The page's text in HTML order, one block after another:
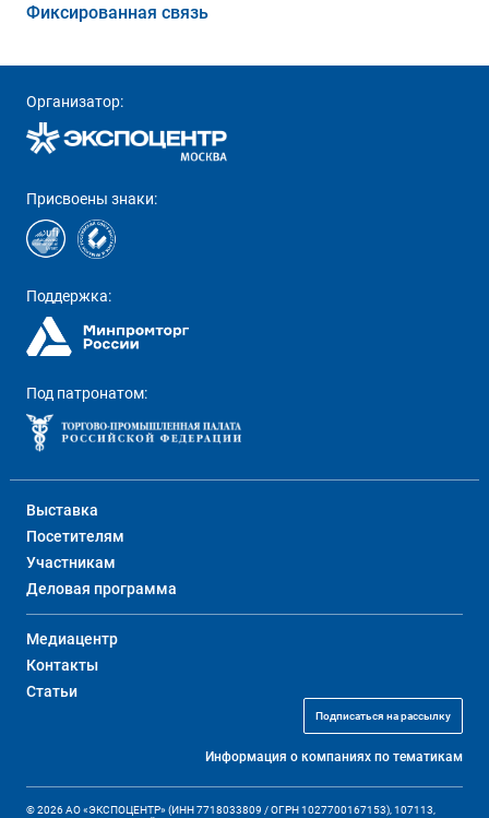
Фиксированная связь
Организатор:
Присвоены знаки:
Поддержка:
Под патронатом:
Выставка
Посетителям
Участникам
Деловая программа
Медиацентр
Контакты
Статьи
Подписаться на рассылку
Информация о компаниях по тематикам
© 2026 АО «ЭКСПОЦЕНТР» (ИНН 7718033809 / ОГРН 1027700167153), 107113,